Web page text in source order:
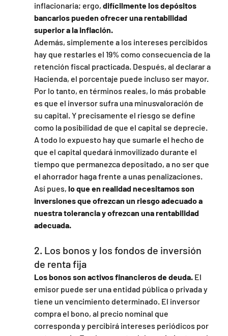
inflacionaria; ergo, difícilmente los depósitos
bancarios pueden ofrecer una rentabilidad
superior a la inflación.
Además, simplemente a los intereses percibidos
hay que restarles el 19% como consecuencia de la
retención fiscal practicada. Después, al declarar a
Hacienda, el porcentaje puede incluso ser mayor.
Por lo tanto, en términos reales, lo más probable
es que el inversor sufra una minusvaloración de
su capital. Y precisamente el riesgo se define
como la posibilidad de que el capital se deprecie.
A todo lo expuesto hay que sumarle el hecho de
que el capital quedará inmovilizado durante el
tiempo que permanezca depositado, a no ser que
el ahorrador haga frente a unas penalizaciones.
Así pues, lo que en realidad necesitamos son
inversiones que ofrezcan un riesgo adecuado a
nuestra tolerancia y ofrezcan una rentabilidad
adecuada.
2. Los bonos y los fondos de inversión
de renta fija
Los bonos son activos financieros de deuda. El
emisor puede ser una entidad pública o privada y
tiene un vencimiento determinado. El inversor
compra el bono, al precio nominal que
corresponda y percibirá intereses periódicos por